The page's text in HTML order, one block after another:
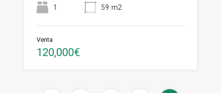
1 59 m2
Venta
120,000€